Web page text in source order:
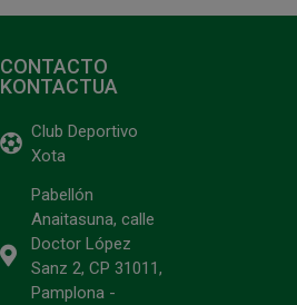
CONTACTO
KONTACTUA
Club Deportivo
Xota
Pabellón
Anaitasuna, calle
Doctor López
Sanz 2, CP 31011,
Pamplona -